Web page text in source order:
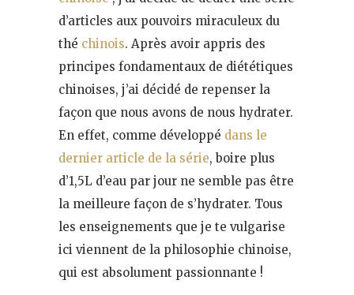
d’articles aux pouvoirs miraculeux du
thé chinois. Après avoir appris des
principes fondamentaux de diététiques
chinoises, j’ai décidé de repenser la
façon que nous avons de nous hydrater.
En effet, comme développé dans le
dernier article de la série, boire plus
d’1,5L d’eau par jour ne semble pas être
la meilleure façon de s’hydrater. Tous
les enseignements que je te vulgarise
ici viennent de la philosophie chinoise,
qui est absolument passionnante !